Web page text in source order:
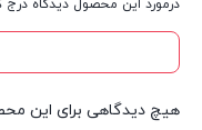
درمورد این محصول دیدگاه درج
هیچ دیدگاهی برای این